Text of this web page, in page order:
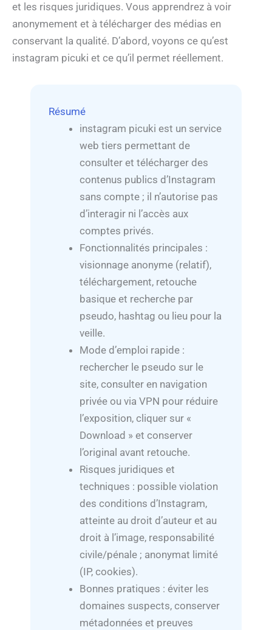
et les risques juridiques. Vous apprendrez à voir
anonymement et à télécharger des médias en
conservant la qualité. D’abord, voyons ce qu’est
instagram picuki et ce qu’il permet réellement.
Résumé
instagram picuki est un service
web tiers permettant de
consulter et télécharger des
contenus publics d’Instagram
sans compte ; il n’autorise pas
d’interagir ni l’accès aux
comptes privés.
Fonctionnalités principales :
visionnage anonyme (relatif),
téléchargement, retouche
basique et recherche par
pseudo, hashtag ou lieu pour la
veille.
Mode d’emploi rapide :
rechercher le pseudo sur le
site, consulter en navigation
privée ou via VPN pour réduire
l’exposition, cliquer sur «
Download » et conserver
l’original avant retouche.
Risques juridiques et
techniques : possible violation
des conditions d’Instagram,
atteinte au droit d’auteur et au
droit à l’image, responsabilité
civile/pénale ; anonymat limité
(IP, cookies).
Bonnes pratiques : éviter les
domaines suspects, conserver
métadonnées et preuves